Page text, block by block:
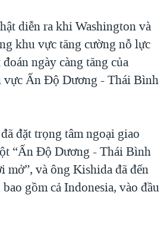
diễn ra khi Washington và
khu vực tăng cường nỗ lực
ngày càng tăng của
vực Ấn Độ Dương - Thái Bình
đặt trọng tâm ngoại giao
“Ấn Độ Dương - Thái Bình
mở”, và ông Kishida đã đến
gồm cả Indonesia, vào đầu